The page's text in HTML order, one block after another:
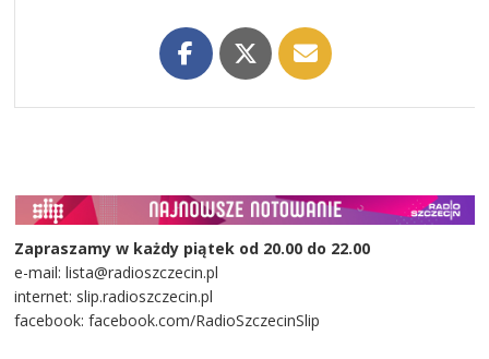
Zapraszamy w każdy piątek od 20.00 do 22.00
e-mail: lista@radioszczecin.pl
internet: slip.radioszczecin.pl
facebook: facebook.com/RadioSzczecinSlip